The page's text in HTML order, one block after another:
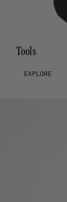
Tools
EXPLORE